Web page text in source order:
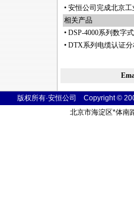
• 安恒公司完成北京
相关产品
• DSP-4000系列数字
• DTX系列电缆认证
版权所有·安恒公司 Copyright ©
北京市海淀区*体南